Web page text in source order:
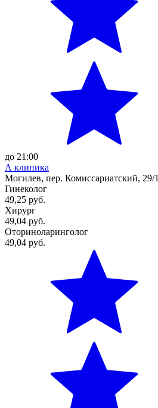
до 21:00
А клиника
Могилев, пер. Комиссариатский, 29/1
Гинеколог
49,25 руб.
Хирург
49,04 руб.
Оториноларинголог
49,04 руб.